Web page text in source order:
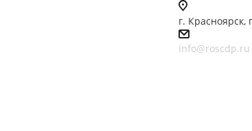
г.
info@roscdp.ru